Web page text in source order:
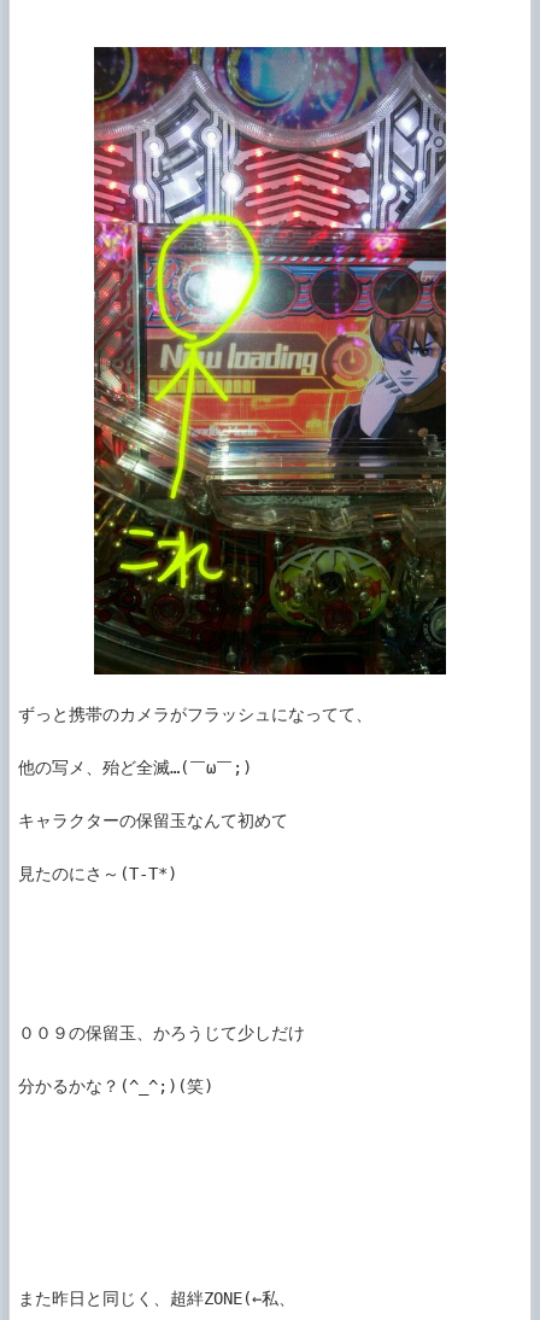
ずっと携帯のカメラがフラッシュになってて、
他の写メ、殆ど全滅…(￣ω￣;)
キャラクターの保留玉なんて初めて
見たのにさ～(T-T*)
００９の保留玉、かろうじて少しだけ
分かるかな？(^_^;)(笑)
また昨日と同じく、超絆ZONE(←私、